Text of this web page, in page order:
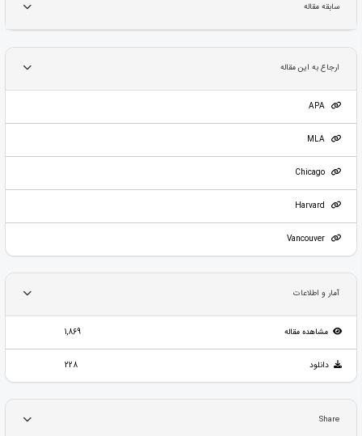
سابقه مقاله
ارجاع به این مقاله
APA
MLA
Chicago
Vancouver
آمار و اطلاعات
مشاهده مقاله 1,869
دانلود 228
Share